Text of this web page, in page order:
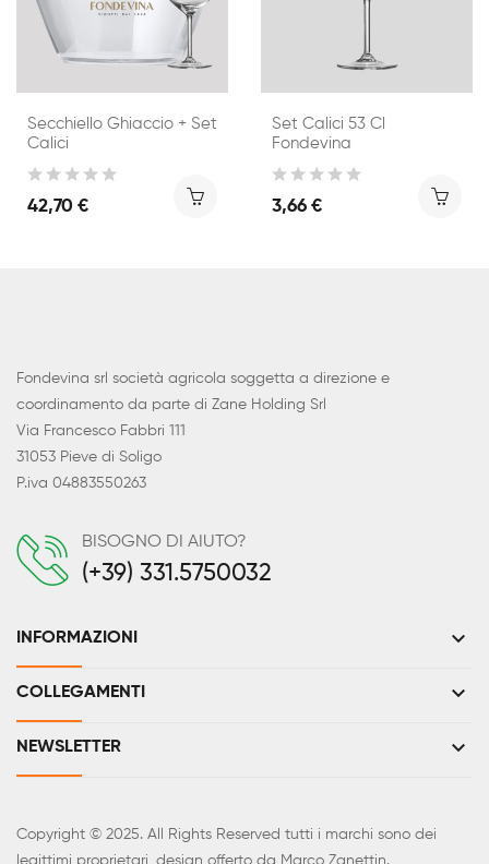
Secchiello Ghiaccio + Set
Calici
42,70 €
Set Calici 53 Cl
Fondevina
3,66 €
Fondevina srl società agricola soggetta a direzione e
coordinamento da parte di Zane Holding Srl
Via Francesco Fabbri 111
31053 Pieve di Soligo
P.iva 04883550263
BISOGNO DI AIUTO?
(+39) 331.5750032
INFORMAZIONI keyboard_arrow_down
COLLEGAMENTI keyboard_arrow_down
NEWSLETTER keyboard_arrow_down
Copyright © 2025. All Rights Reserved tutti i marchi sono dei
legittimi proprietari, design offerto da Marco Zanettin.